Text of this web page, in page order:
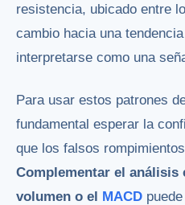
resistencia, ubicado entre
cambio hacia una
interpretarse como una
Para usar estos patrones
fundamental esperar la
que los falsos
Complementar el análisis
volumen o el MACD